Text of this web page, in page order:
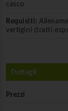
casco
Requisiti:
vertigini (tratti
Dettagli
Prezzi